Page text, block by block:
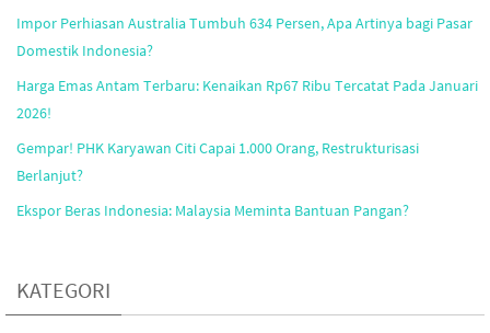
Impor Perhiasan Australia Tumbuh 634 Persen, Apa Artinya bagi Pasar
Domestik Indonesia?
Harga Emas Antam Terbaru: Kenaikan Rp67 Ribu Tercatat Pada Januari
2026!
Gempar! PHK Karyawan Citi Capai 1.000 Orang, Restrukturisasi
Berlanjut?
Ekspor Beras Indonesia: Malaysia Meminta Bantuan Pangan?
KATEGORI